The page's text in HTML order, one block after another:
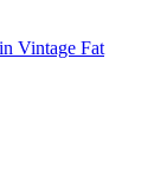
Vintage Fat